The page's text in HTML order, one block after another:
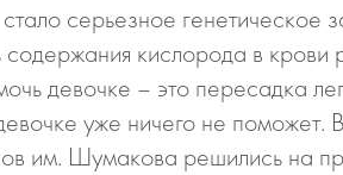
серьезное
кислорода в
девочке – это пересадка
уже ничего не
им. Шумакова решились на